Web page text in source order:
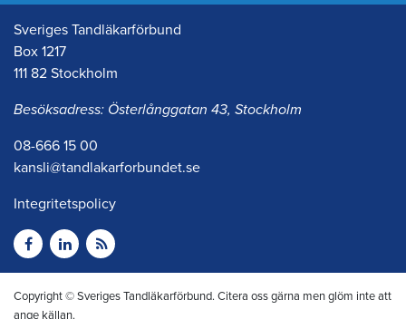
Sveriges Tandläkarförbund
Box 1217
111 82 Stockholm
Besöksadress: Österlånggatan 43, Stockholm
08-666 15 00
kansli@tandlakarforbundet.se
Integritetspolicy
Copyright © Sveriges Tandläkarförbund. Citera oss gärna men glöm inte att
ange källan.